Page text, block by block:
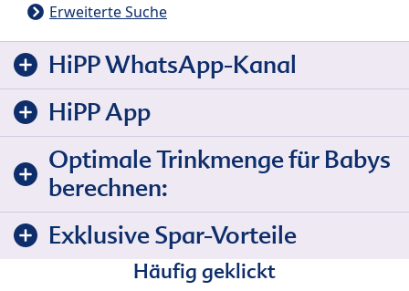
Erweiterte Suche
HiPP WhatsApp-Kanal
HiPP App
Optimale Trinkmenge für Babys
berechnen:
Exklusive Spar-Vorteile
Häufig geklickt